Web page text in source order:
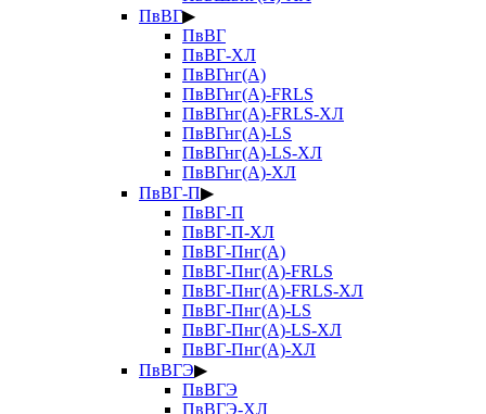
ПвВГ▶
ПвВГ
ПвВГ-ХЛ
ПвВГнг(А)
ПвВГнг(А)-FRLS
ПвВГнг(А)-FRLS-ХЛ
ПвВГнг(А)-LS
ПвВГнг(А)-LS-ХЛ
ПвВГнг(А)-ХЛ
ПвВГ-П▶
ПвВГ-П
ПвВГ-П-ХЛ
ПвВГ-Пнг(А)
ПвВГ-Пнг(А)-FRLS
ПвВГ-Пнг(А)-FRLS-ХЛ
ПвВГ-Пнг(А)-LS
ПвВГ-Пнг(А)-LS-ХЛ
ПвВГ-Пнг(А)-ХЛ
ПвВГЭ▶
ПвВГЭ
ПвВГЭ-ХЛ